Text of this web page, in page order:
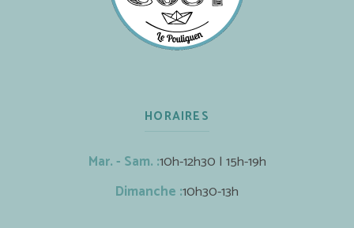
HORAIRES
Mar. - Sam. :10h-12h30 | 15h-19h
Dimanche :10h30-13h